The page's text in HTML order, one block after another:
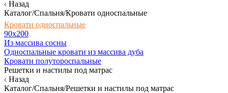
Назад
Каталог/Спальня/Кровати односпальные
Кровати односпальные
90х200
Из массива сосны
Односпальные кровати из массива дуба
Кровати полутороспальные
Решетки и настилы под матрас
Назад
Каталог/Спальня/Решетки и настилы под матрас